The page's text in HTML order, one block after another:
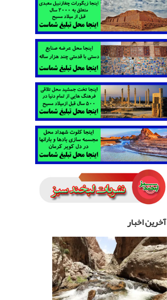
آخرین اخبار